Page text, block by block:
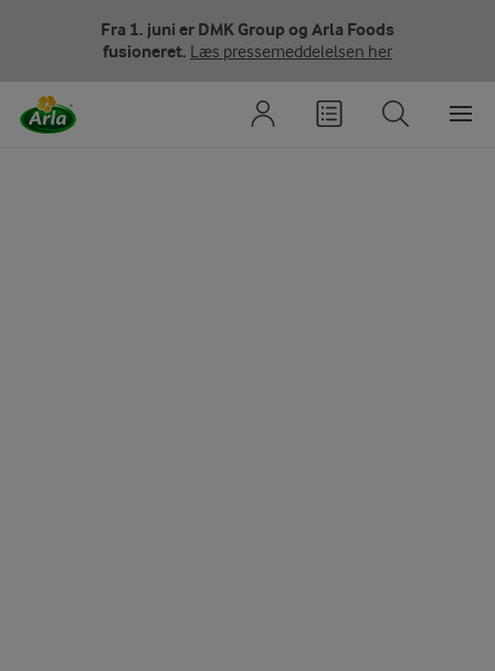
Fra 1. juni er DMK Group og Arla Foods
fusioneret. Læs pressemeddelelsen her